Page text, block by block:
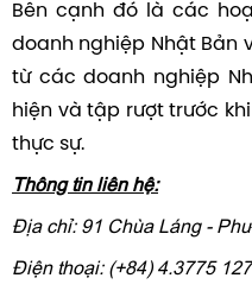
Bên cạnh đó là các
doanh nghiệp Nhật Bản
từ các doanh nghiệp
hiện và tập rượt trước
thực sự.
Thông tin liên hệ:
Địa chỉ: 91 Chùa Láng -
Điện thoại: (+84) 4.3775